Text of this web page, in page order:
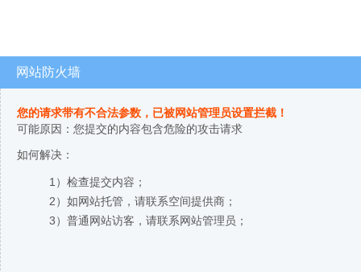
网站防火墙
您的请求带有不合法参数，已被网站管理员设置拦截！
可能原因：您提交的内容包含危险的攻击请求
如何解决：
1）检查提交内容；
2）如网站托管，请联系空间提供商；
3）普通网站访客，请联系网站管理员；